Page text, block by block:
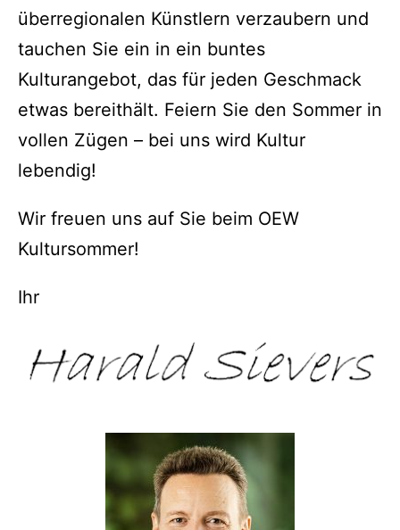
überregionalen Künstlern verzaubern und
tauchen Sie ein in ein buntes
Kulturangebot, das für jeden Geschmack
etwas bereithält. Feiern Sie den Sommer in
vollen Zügen – bei uns wird Kultur
lebendig!
Wir freuen uns auf Sie beim OEW
Kultursommer!
Ihr